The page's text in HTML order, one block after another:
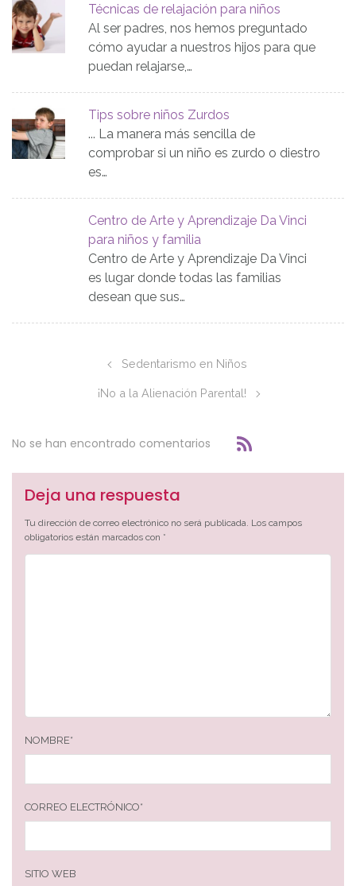
Técnicas de relajación para niños
Al ser padres, nos hemos preguntado
cómo ayudar a nuestros hijos para que
puedan relajarse,…
Tips sobre niños Zurdos
... La manera más sencilla de
comprobar si un niño es zurdo o diestro
es…
Centro de Arte y Aprendizaje Da Vinci
para niños y familia
Centro de Arte y Aprendizaje Da Vinci
es lugar donde todas las familias
desean que sus…
Sedentarismo en Niños
¡No a la Alienación Parental!
No se han encontrado comentarios
Deja una respuesta
Tu dirección de correo electrónico no será publicada. Los campos
obligatorios están marcados con *
NOMBRE*
CORREO ELECTRÓNICO*
SITIO WEB